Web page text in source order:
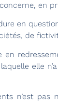
en
en
de
elle
n’est